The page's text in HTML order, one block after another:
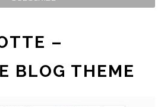
–
BLOG THEME